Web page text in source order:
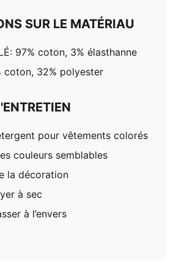
SUR LE MATÉRIAU
97% coton, 3% élasthanne
coton, 32% polyester
pour vêtements colorés
couleurs semblables
la décoration
à sec
à l’envers